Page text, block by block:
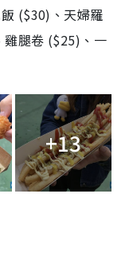
($30)、 天婦羅
腿卷 ($25)、一
+13